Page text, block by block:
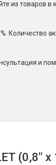
из товаров в
Количество
и
(0,8" х